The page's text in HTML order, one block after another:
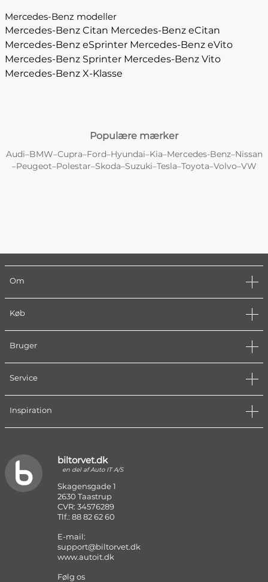
Mercedes-Benz modeller
Mercedes-Benz Citan Mercedes-Benz eCitan
Mercedes-Benz eSprinter Mercedes-Benz eVito
Mercedes-Benz Sprinter Mercedes-Benz Vito
Mercedes-Benz X-Klasse
Populære mærker
Audi–BMW–Cupra–Ford–Hyundai–Kia–Mercedes-Benz–Nissan
–Peugeot–Polestar–Skoda–Suzuki–Tesla–Toyota–Volvo–VW
Om
Køb
Bruger
Service
Inspiration
biltorvet.dk
en del af Auto IT A/S
Skagensgade 1
2630 Taastrup
CVR: 34576289
Tlf.: 88 82 62 60
E-mail:
support@biltorvet.dk
www.autoit.dk
Følg os